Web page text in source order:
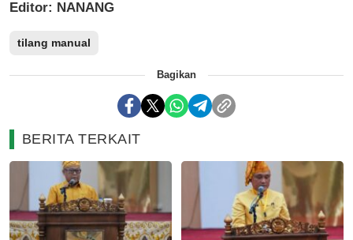
Editor: NANANG
tilang manual
Bagikan
BERITA TERKAIT